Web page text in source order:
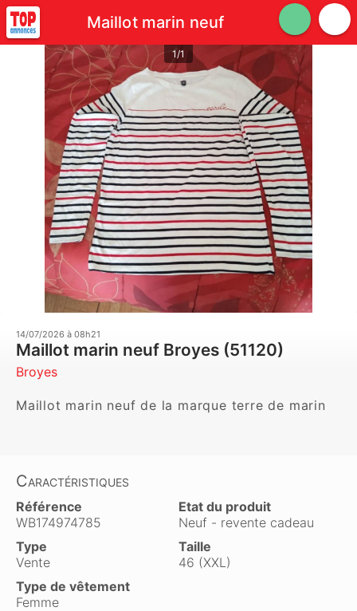
Maillot marin neuf
1/1
14/07/2026 à 08h21
Maillot marin neuf Broyes (51120)
Broyes
Maillot marin neuf de la marque terre de marin
Caractéristiques
Référence
WB174974785
Etat du produit
Neuf - revente cadeau
Type
Vente
Taille
46 (XXL)
Type de vêtement
Femme